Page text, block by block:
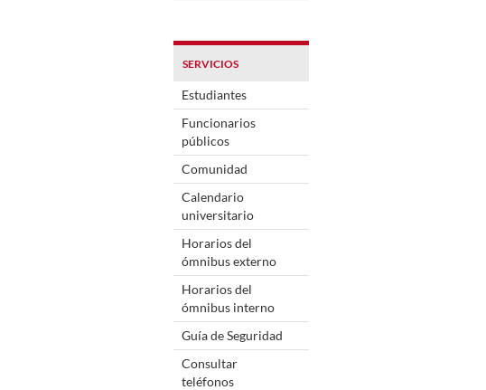
SERVICIOS
Estudiantes
Funcionarios
públicos
Comunidad
Calendario
universitario
Horarios del
ómnibus externo
Horarios del
ómnibus interno
Guía de Seguridad
Consultar
teléfonos